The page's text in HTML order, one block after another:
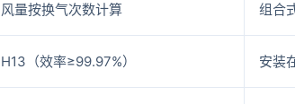
风量按换气次数计算 组合
H13（效率≥99.97%） 安装